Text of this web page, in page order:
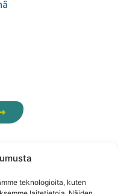
teknologioita, kuten